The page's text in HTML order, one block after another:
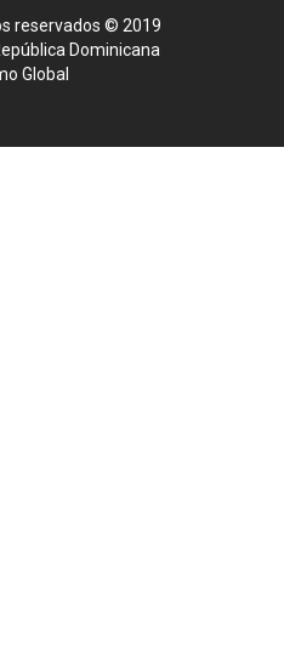
reservados © 2019
Dominicana
Global